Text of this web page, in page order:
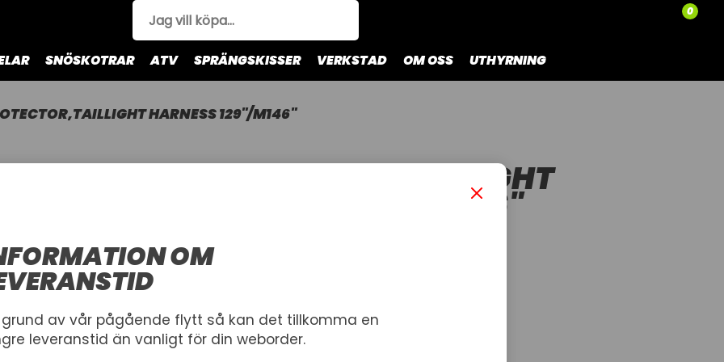
0
SNÖSKOTRAR ATV SPRÄNGSKISSER VERKSTAD OM OSS UTHYRNING
HARNESS 129"/M146"
PROTECTOR,TAILLIGHT
HARNESS 129"/M146"
PROTECTOR,TAILLIGHT HARNESS 129"/M146"
1006736 0630-422
186,00 kr
OM
grund av vår pågående flytt så kan det tillkomma en
leveranstid än vanligt för din weborder.